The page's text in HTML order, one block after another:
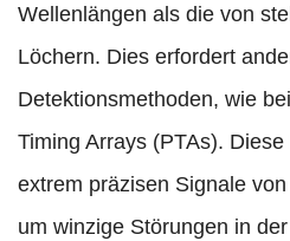
Wellenlängen als die von
Löchern. Dies erfordert
Detektionsmethoden, wie
Timing Arrays (PTAs).
extrem präzisen Signale
um winzige Störungen in